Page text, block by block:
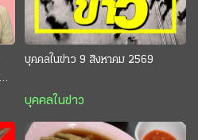
บุคคลในข่าว 9 สิงหาคม 2569
บุคคลในข่าว